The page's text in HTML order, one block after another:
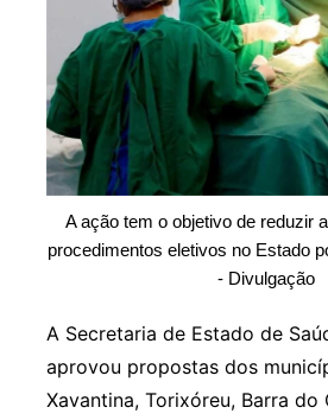
A ação tem o objetivo de reduzir
procedimentos eletivos no Estado
- Divulgação
A Secretaria de Estado de
aprovou propostas dos
Xavantina, Torixóreu, Barra do